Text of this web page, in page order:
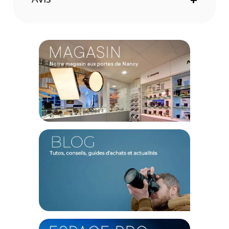
Le port Ethernet 10G assure un très haut débit. Ethernet offre
Synchronisation
Fichiers instantanément disponibles une fois la configuration
du cache local de vos fichiers Dropbox effectuée. Le
Blackmagic Cloud Store assure une synchronisation
permanente. Possibilité de synchroniser plusieurs
Blackmagic Cloud Pod ou Cloud Store via Dropbox. Chaque
utilisateur dispose alors d'une copie locale des fichiers pour
travailler sans latence.
Utilitaire Blackmagic Cloud Pod gratuit disponible pour Mac et
Windows afin de modifier les réglages. Pas besoin de licence
payante supplémentaire pour se servir du Pod. Ainsi, vous
pouvez gérer un réseau privé complètement déconnecté